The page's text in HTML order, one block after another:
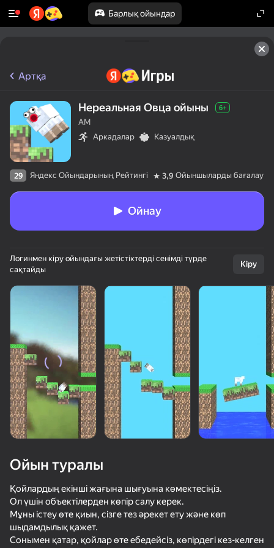
Барлық ойындар
50+ топ ойындар, оларды ойнайды
тіпті «ойнамайтын» адамдар да
Артқа
Нереальная Овца ойыны 6+
AM
Аркадалар
Казуалдық
29 Яндекс Ойындарының Рейтингі 3,9 Ойыншыларды бағалау
Ойнау
Логинмен кіру ойындағы жетістіктерді сенімді түрде
сақтайды
Кіру
Ойын туралы
Қойлардың екінші жағына шығуына көмектесіңіз.
Ол үшін объектілерден көпір салу керек.
Мұны істеу өте қиын, сізге тез әрекет ету және көп
шыдамдылық қажет.
Сонымен қатар, қойлар өте ебедейсіз, көпірдегі кез-келген